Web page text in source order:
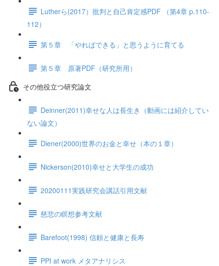
Lutherら(2017）批判と自己肯定感PDF （第4章 p.110-
112）
第５章 「やればできる」と思うように育てる
第５章 原著PDF（研究所用）
その他役立つ研究論文
Deinner(2011)幸せな人は長生き（動画には紹介してい
ない論文）
Diener(2000)世界のお金と幸せ（本の１章）
Nickerson(2010)幸せと大学生の成功
20200111実践研究会講話引用文献
慈悲の瞑想参考文献
Barefoot(1998) 信頼と健康と長寿
PPI at work メタアナリシス